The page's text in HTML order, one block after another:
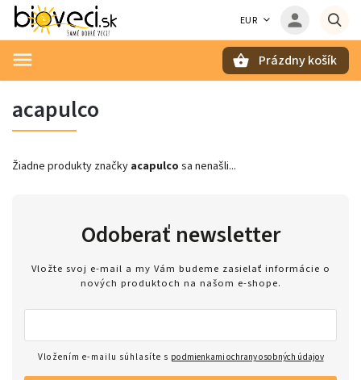
EUR
Prázdny košík
acapulco
Žiadne produkty značky acapulco sa nenašli...
Odoberať newsletter
Vložte svoj e-mail a my Vám budeme zasielať informácie o
nových produktoch na našom e-shope.
Vložením e-mailu súhlasíte s podmienkami ochrany osobných údajov